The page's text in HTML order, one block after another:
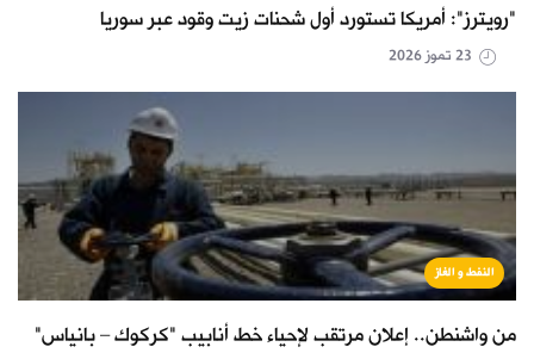
"رويترز": أمريكا تستورد أول شحنات زيت وقود عبر سوريا
النفط و الغاز
من واشنطن.. إعلان مرتقب لإحياء خط أنابيب "كركوك – بانياس"